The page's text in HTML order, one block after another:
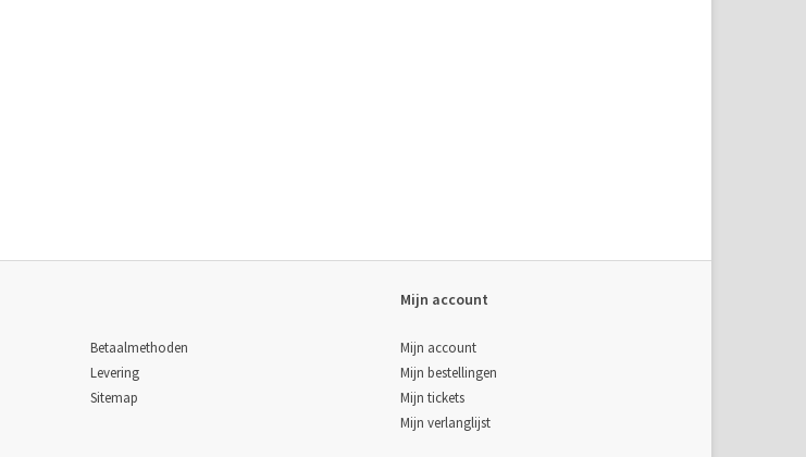
Betaalmethoden
Levering
Sitemap
Mijn account
Mijn account
Mijn bestellingen
Mijn tickets
Mijn verlanglijst